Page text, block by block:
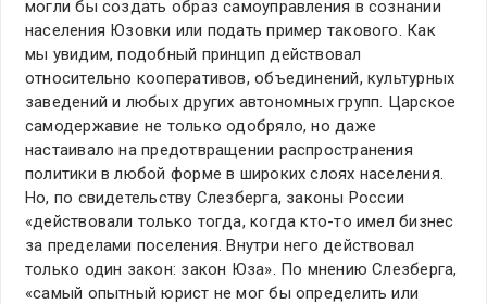
могли бы создать образ самоуправления в сознании
населения Юзовки или подать пример такового. Как
мы увидим, подобный принцип действовал
относительно кооперативов, объединений, культурных
заведений и любых других автономных групп. Царское
самодержавие не только одобряло, но даже
настаивало на предотвращении распространения
политики в любой форме в широких слоях населения.
Но, по свидетельству Слезберга, законы России
«действовали только тогда, когда кто-то имел бизнес
за пределами поселения. Внутри него действовал
только один закон: закон Юза». По мнению Слезберга,
«самый опытный юрист не мог бы определить или